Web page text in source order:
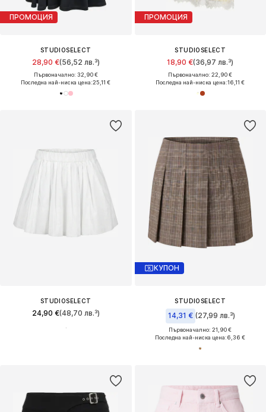
ПРОМОЦИЯ
STUDIOSELECT
28,90 €(56,52 лв.³)
Първоначално: 32,90 €
Последна най-ниска цена:25,11 €
ПРОМОЦИЯ
STUDIOSELECT
18,90 €(36,97 лв.³)
Първоначално: 22,90 €
Последна най-ниска цена:16,11 €
STUDIOSELECT
24,90 €(48,70 лв.³)
КУПОН
STUDIOSELECT
14,31 € (27,99 лв.³)
Първоначално: 21,90 €
Последна най-ниска цена:6,36 €